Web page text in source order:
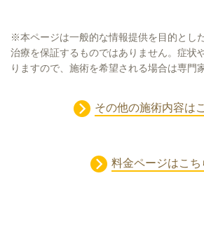
※本ページは一般的な情報提供を目的とし
治療を保証するものではありません。症状
りますので、施術を希望される場合は専門
その他の施術内容は
料金ページはこち